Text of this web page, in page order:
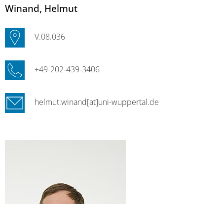
Winand, Helmut
V.08.036
+49-202-439-3406
helmut.winand[at]uni-wuppertal.de